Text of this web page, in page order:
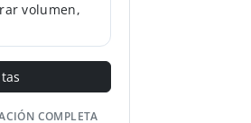
volumen,
COMPLETA